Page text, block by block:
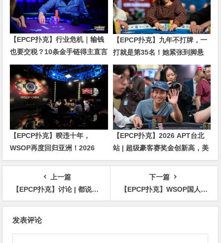
【EPCP扑克】行业危机｜输钱
也要交税？10条金手链得主直言
“扛不住”，主动砍掉四分之三比
赛
【EPCP扑克】九年不打牌，一
打就是第35名！她紧张到脚悬
空，但全世界以为她很淡定
【EPCP扑克】暌违十年，
WSOP再度回归亚洲！2026
APL济州站6月19-28日盛大登
【EPCP扑克】2026 APT台北
站 | 超级豪客赛奖金创新高，美
国选手Ethan “Rampage” Yau
上一篇
【EPCP扑克】讨论 | 都说做职业牌手枯燥，那和朝九晚五的工作相比呢？
下一篇
【EPCP扑克】WSOP国人冠军蒲蔚然与Tony宣布「金手链重大计划」
发表评论